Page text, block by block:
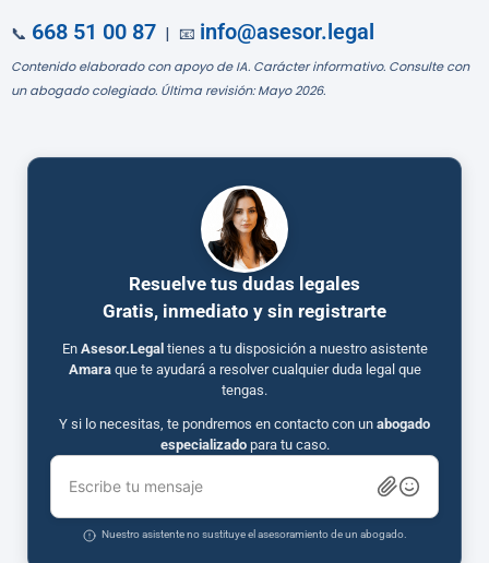
📞 668 51 00 87 | 📧 info@asesor.legal
Contenido elaborado con apoyo de IA. Carácter informativo. Consulte con
un abogado colegiado. Última revisión: Mayo 2026.
Resuelve tus dudas legales
Gratis, inmediato y sin registrarte
En Asesor.Legal tienes a tu disposición a nuestro asistente
Amaraque te ayudará a resolver cualquier duda legal que
tengas.
Y si lo necesitas, te pondremos en contacto con un abogado
especializadopara tu caso.
Escribe tu mensaje
Nuestro asistente no sustituye el asesoramiento de un abogado.